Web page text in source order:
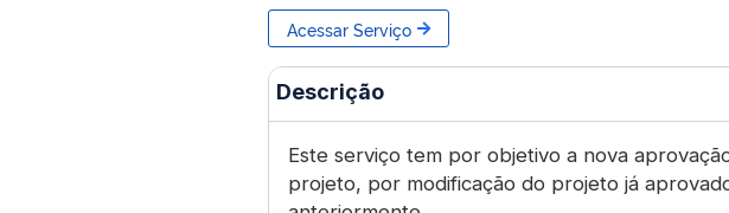
Acessar Serviço
Descrição
Este serviço tem por objetivo a nova
projeto, por modificação do projeto já